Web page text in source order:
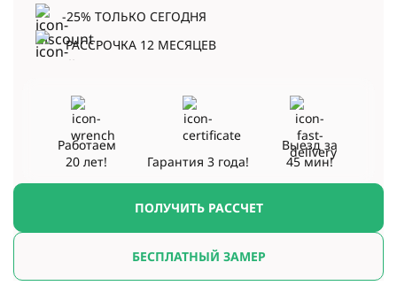
-25% ТОЛЬКО СЕГОДНЯ
РАССРОЧКА 12 МЕСЯЦЕВ
ПОЛУЧИТЬ РАССЧЕТ
БЕСПЛАТНЫЙ ЗАМЕР
Работаем
20 лет!
Гарантия3 года!
Выезд за
45 мин!